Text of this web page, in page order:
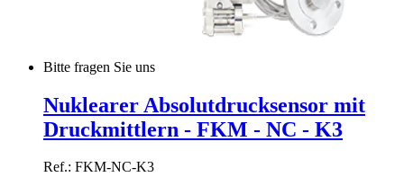
Bitte fragen Sie uns
Nuklearer Absolutdrucksensor mit
Druckmittlern - FKM - NC - K3
Ref.: FKM-NC-K3